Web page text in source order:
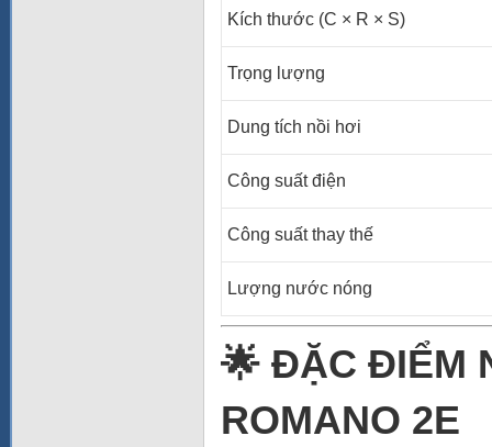
Kích thước (C × R × S)
Trọng lượng
Dung tích nồi hơi
Công suất điện
Công suất thay thế
Lượng nước nóng
🌟 ĐẶC ĐIỂM
ROMANO 2E